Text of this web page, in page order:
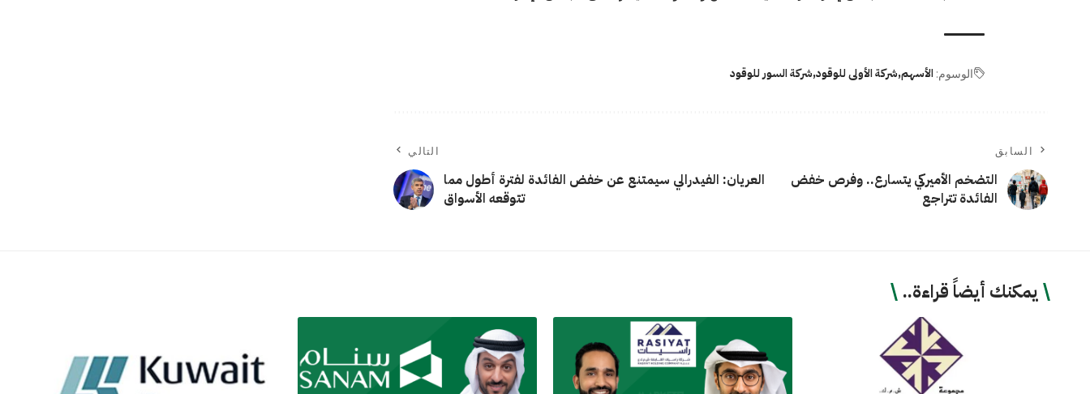
الوسوم: الأسهم شركة الأولى للوقود شركة السور للوقود
السابق
التضخم الأميركي يتسارع.. وفرص خفض
الفائدة تتراجع
التالي
العريان: الفيدرالي سيمتنع عن خفض الفائدة لفترة أطول مما
تتوقعه الأسواق
يمكنك أيضاً قراءة..